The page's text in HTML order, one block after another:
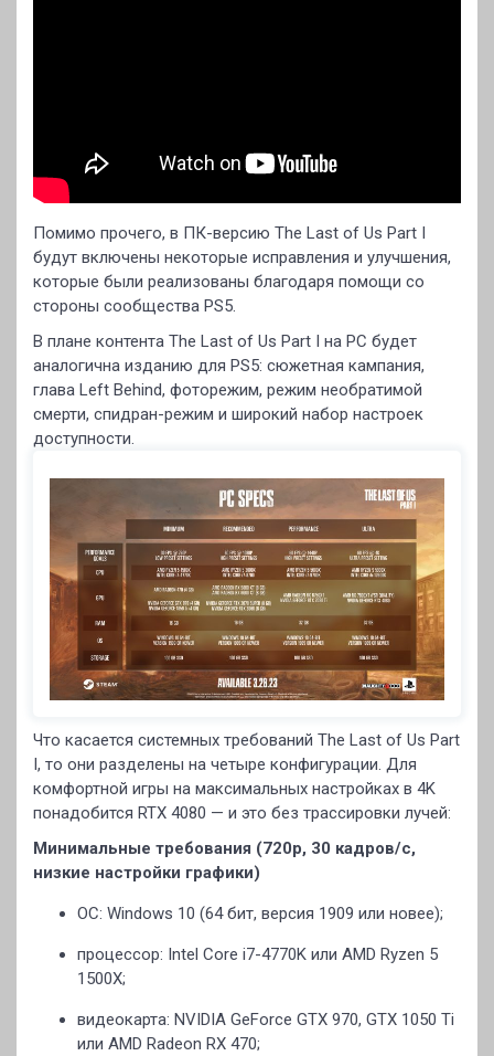
Помимо прочего, в ПК-версию The Last of Us Part I
будут включены некоторые исправления и улучшения,
которые были реализованы благодаря помощи со
стороны сообщества PS5.
В плане контента The Last of Us Part I на PC будет
аналогична изданию для PS5: сюжетная кампания,
глава Left Behind, фоторежим, режим необратимой
смерти, спидран-режим и широкий набор настроек
доступности.
Что касается системных требований The Last of Us Part
I, то они разделены на четыре конфигурации. Для
комфортной игры на максимальных настройках в 4K
понадобится RTX 4080 — и это без трассировки лучей:
Минимальные требования (720p, 30 кадров/с,
низкие настройки графики)
ОС: Windows 10 (64 бит, версия 1909 или новее);
процессор: Intel Core i7-4770K или AMD Ryzen 5
1500X;
видеокарта: NVIDIA GeForce GTX 970, GTX 1050 Ti
или AMD Radeon RX 470;